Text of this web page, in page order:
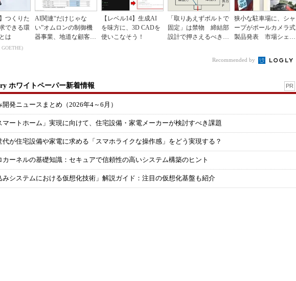
つくりた
できる環
は
AI関連“だけじゃな
い”オムロンの制御機
器事業、地道な顧客基
【レベル14】生成AI
を味方に、3D CADを
使いこなそう！
「取りあえずボルトで
固定」は禁物 締結部
設計で押さえるべき基
狭小な駐車場に、シャ
ープがポールカメラ式
製品発表 市場シェア
Recommended by
ホワイトペーパー新着情報 PR
開発ニュースまとめ（2026年4～6月）
マートホーム」実現に向けて、住宅設備・家電メーカーが検討すべき課題
代が住宅設備や家電に求める「スマホライクな操作感」をどう実現する？
カーネルの基礎知識：セキュアで信頼性の高いシステム構築のヒント
みシステムにおける仮想化技術」解説ガイド：注目の仮想化基盤も紹介